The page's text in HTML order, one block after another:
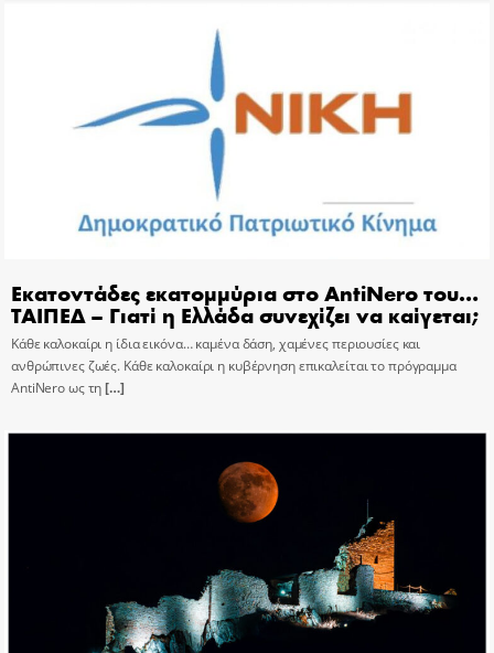
Εκατοντάδες εκατομμύρια στο AntiNero του…
ΤΑΙΠΕΔ – Γιατί η Ελλάδα συνεχίζει να καίγεται;
Κάθε καλοκαίρι η ίδια εικόνα… καμένα δάση, χαμένες περιουσίες και
ανθρώπινες ζωές. Κάθε καλοκαίρι η κυβέρνηση επικαλείται το πρόγραμμα
AntiNero ως τη[…]